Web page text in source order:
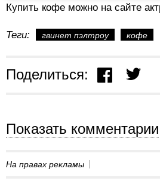
Купить кофе можно на сайте
Теги: гвинет пэлтроу кофе
Поделиться:
Показать комментарии
На правах рекламы